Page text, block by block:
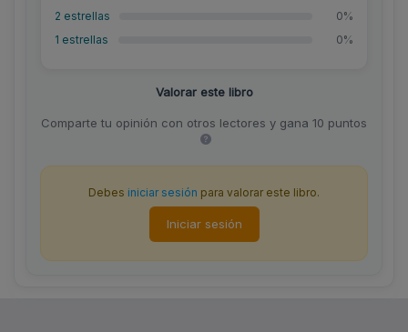
2 estrellas
0%
1 estrellas
0%
Valorar este libro
Comparte tu opinión con otros lectores y gana 10 puntos
Debes iniciar sesión para valorar este libro.
Iniciar sesión